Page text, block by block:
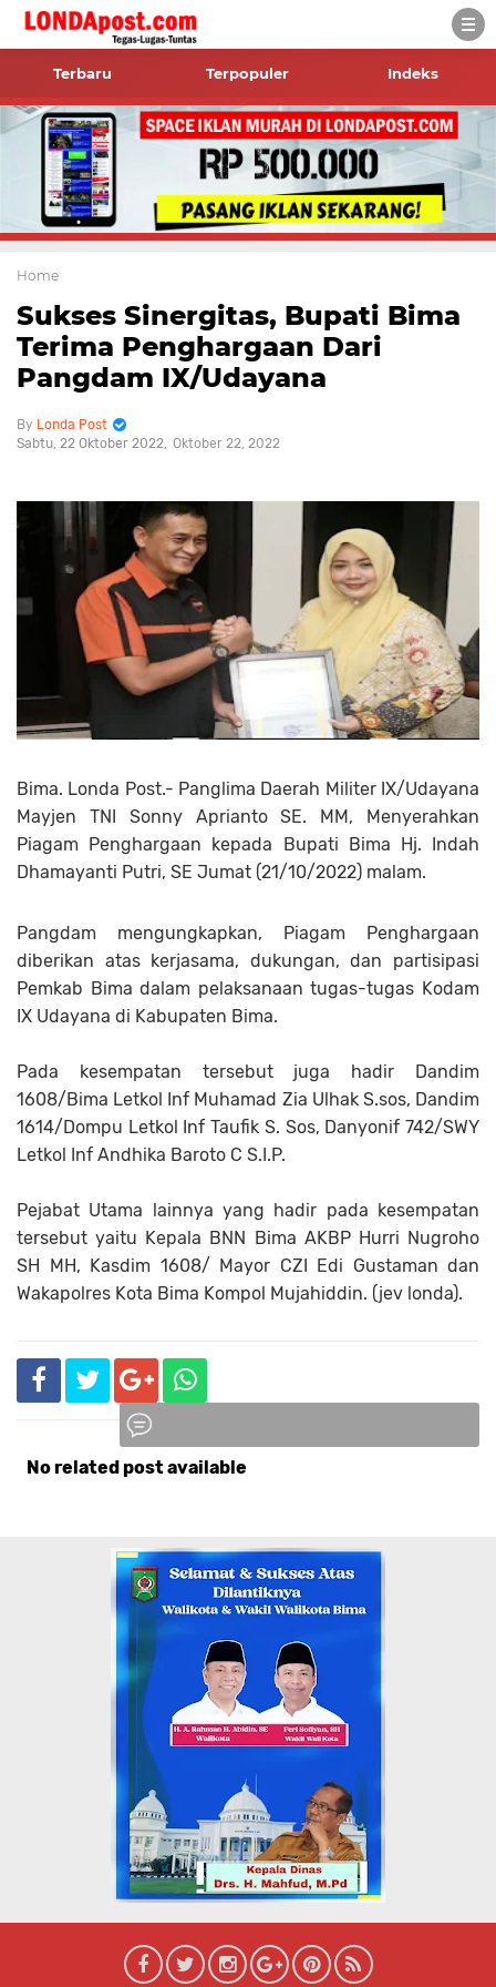
Terbaru Terpopuler Indeks
Home
Sukses Sinergitas, Bupati Bima
Terima Penghargaan Dari
Pangdam IX/Udayana
Londa Post
Sabtu, 22 Oktober 2022 Oktober 22, 2022
Bima. Londa Post.- Panglima Daerah Militer IX/Udayana
Mayjen TNI Sonny Aprianto SE. MM, Menyerahkan
Piagam Penghargaan kepada Bupati Bima Hj. Indah
Dhamayanti Putri, SE Jumat (21/10/2022) malam.
Pangdam mengungkapkan, Piagam Penghargaan
diberikan atas kerjasama, dukungan, dan partisipasi
Pemkab Bima dalam pelaksanaan tugas-tugas Kodam
IX Udayana di Kabupaten Bima.
Pada kesempatan tersebut juga hadir Dandim
1608/Bima Letkol Inf Muhamad Zia Ulhak S.sos, Dandim
1614/Dompu Letkol Inf Taufik S. Sos, Danyonif 742/SWY
Letkol Inf Andhika Baroto C S.I.P.
Pejabat Utama lainnya yang hadir pada kesempatan
tersebut yaitu Kepala BNN Bima AKBP Hurri Nugroho
SH MH, Kasdim 1608/ Mayor CZI Edi Gustaman dan
Wakapolres Kota Bima Kompol Mujahiddin. (jev londa).
No related post available